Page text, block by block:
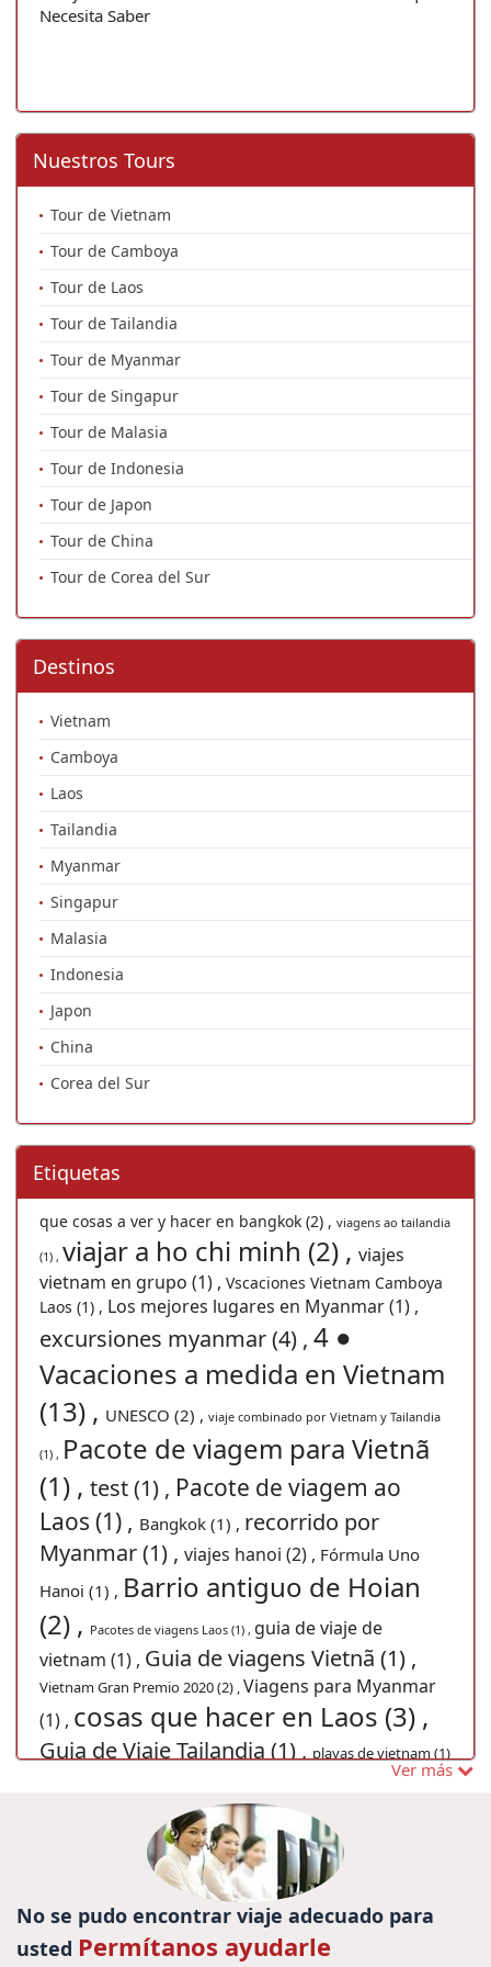
Necesita Saber
Nuestros Tours
Tour de Vietnam
Tour de Camboya
Tour de Laos
Tour de Tailandia
Tour de Myanmar
Tour de Singapur
Tour de Malasia
Tour de Indonesia
Tour de Japon
Tour de China
Tour de Corea del Sur
Destinos
Vietnam
Camboya
Laos
Tailandia
Myanmar
Singapur
Malasia
Indonesia
Japon
China
Corea del Sur
Etiquetas
que cosas a ver y hacer en bangkok (2) , viagens ao tailandia
(1) , viajar a ho chi minh (2) , viajes
vietnam en grupo (1) , Vscaciones Vietnam Camboya
Laos (1) , Los mejores lugares en Myanmar (1) ,
excursiones myanmar (4) , 4 ●
Vacaciones a medida en Vietnam
(13) , UNESCO (2) , viaje combinado por Vietnam y Tailandia
(1) , Pacote de viagem para Vietnã
(1) , test (1) , Pacote de viagem ao
Laos (1) , Bangkok (1) , recorrido por
Myanmar (1) , viajes hanoi (2) , Fórmula Uno
Hanoi (1) , Barrio antiguo de Hoian
(2) , Pacotes de viagens Laos (1) , guia de viaje de
vietnam (1) , Guia de viagens Vietnã (1) ,
Vietnam Gran Premio 2020 (2) ,Viagens para Myanmar
(1) , cosas que hacer en Laos (3) ,
Guia de Viaje Tailandia (1) , playas de vietnam (1)
consejos de viaje
a myanmar (7) , Indochina (1) ,
viajes a sapa (2) ,Turismo Camboya (1)
Viajes en familia Camboya (4) ,viagem ao
vietname , Viagem Vietnam , Viagens Vietname ,
Viagens ao Vietna , Guia de Vietnam , Sapa
Vietnam , ferias vietname , Ferias no Vietname (1)
Ver más
No se pudo encontrar viaje adecuado para
usted Permítanos ayudarle